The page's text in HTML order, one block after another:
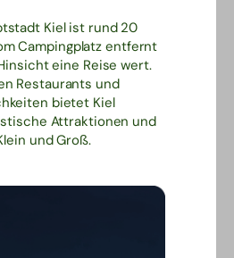
Kiel ist rund 20
Campingplatz entfernt
eine Reise wert.
Restaurants und
bietet Kiel
Attraktionen und
und Groß.